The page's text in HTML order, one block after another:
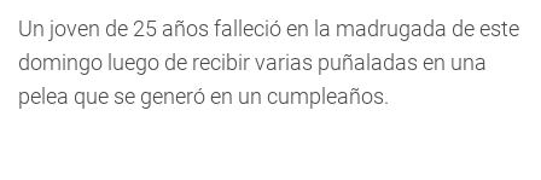
Un joven de 25 años falleció en la madrugada de este
domingo luego de recibir varias puñaladas en una
pelea que se generó en un cumpleaños.